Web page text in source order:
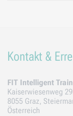
Kontakt &
FIT Intelligent
Kaiserwiesenweg
8055 Graz,
Österreich